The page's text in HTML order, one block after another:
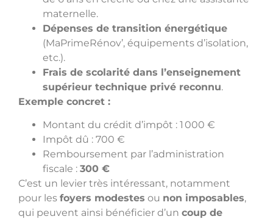
maternelle.
Dépenses de transition énergétique
(MaPrimeRénov’, équipements d’isolation,
etc.).
Frais de scolarité dans l’enseignement
supérieur technique privé reconnu.
Exemple concret :
Montant du crédit d’impôt : 1 000 €
Impôt dû : 700 €
Remboursement par l’administration
fiscale : 300 €
C’est un levier très intéressant, notamment
pour les foyers modestes ou non imposables,
qui peuvent ainsi bénéficier d’un coup de